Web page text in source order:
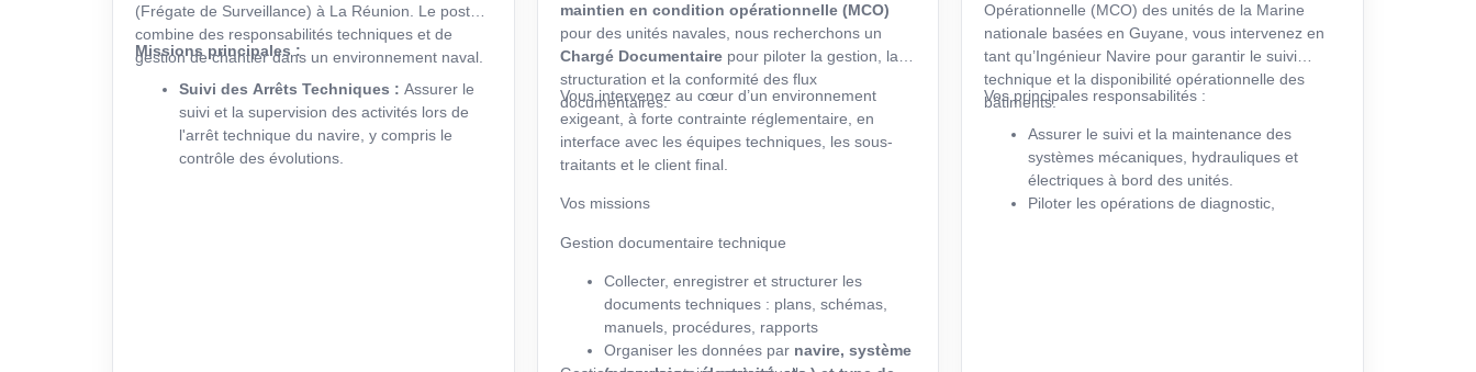
(Frégate de Surveillance) à La Réunion. Le poste
combine des responsabilités techniques et de
gestion de chantier dans un environnement naval.
Missions principales :
Suivi des Arrêts Techniques : Assurer le
suivi et la supervision des activités lors de
l'arrêt technique du navire, y compris le
contrôle des évolutions.
maintien en condition opérationnelle (MCO)
pour des unités navales, nous recherchons un
Chargé Documentairepour piloter la gestion, la
structuration et la conformité des flux
documentaires.
Vous intervenez au cœur d’un environnement
exigeant, à forte contrainte réglementaire, en
interface avec les équipes techniques, les sous-
traitants et le client final.
Vos missions
Gestion documentaire technique
Collecter, enregistrer et structurer les
documents techniques : plans, schémas,
manuels, procédures, rapports
Organiser les données par navire, système
Opérationnelle (MCO) des unités de la Marine
nationale basées en Guyane, vous intervenez en
tant qu’Ingénieur Navire pour garantir le suivi
technique et la disponibilité opérationnelle des
bâtiments.
Vos principales responsabilités :
Assurer le suivi et la maintenance des
systèmes mécaniques, hydrauliques et
électriques à bord des unités.
Piloter les opérations de diagnostic,